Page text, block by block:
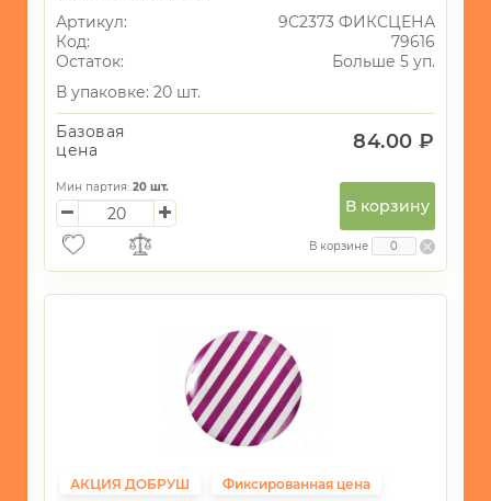
Артикул:
9С2373 ФИКСЦЕНА
Код:
79616
Остаток:
Больше 5 уп.
В упаковке: 20 шт.
Базовая
цена
84.00 ₽
Мин партия: 20 шт.
В корзину
В корзине
АКЦИЯ ДОБРУШ Фиксированная цена